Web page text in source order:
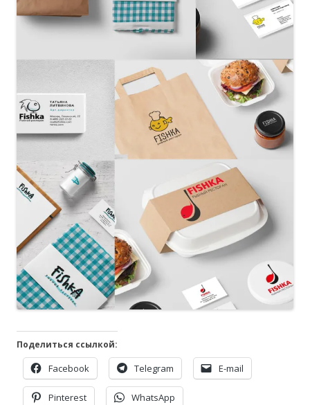
Поделиться ссылкой:
Facebook Telegram E-mail
Pinterest WhatsApp